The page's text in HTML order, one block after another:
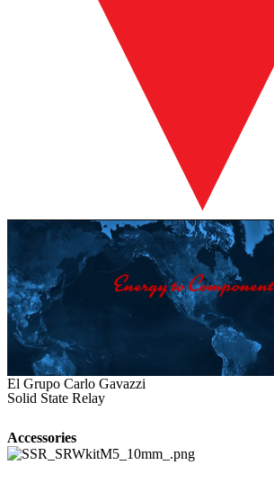
El Grupo Carlo Gavazzi
Solid State Relay
Accessories